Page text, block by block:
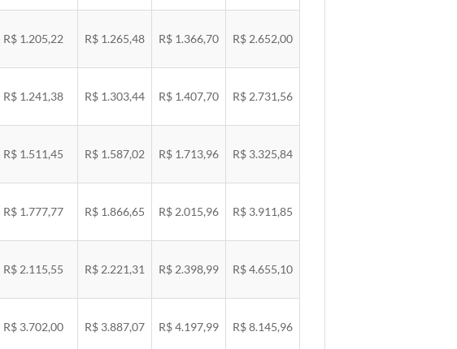
R$ 1.205,22 R$ 1.265,48 R$ 1.366,70 R$ 2.652,00
R$ 1.241,38 R$ 1.303,44 R$ 1.407,70 R$ 2.731,56
R$ 1.511,45 R$ 1.587,02 R$ 1.713,96 R$ 3.325,84
R$ 1.777,77 R$ 1.866,65 R$ 2.015,96 R$ 3.911,85
R$ 2.115,55 R$ 2.221,31 R$ 2.398,99 R$ 4.655,10
R$ 3.702,00 R$ 3.887,07 R$ 4.197,99 R$ 8.145,96